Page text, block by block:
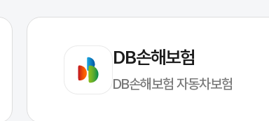
DB손해보험
DB손해보험 자동차보험